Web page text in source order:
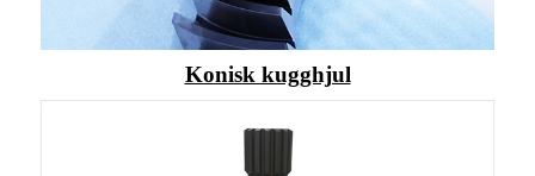
Konisk kugghjul